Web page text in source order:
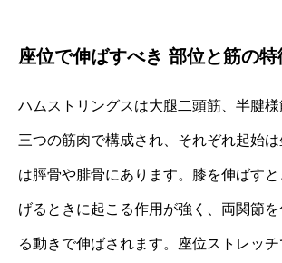
座位で伸ばすべき 部位と筋の特
ハムストリングスは大腿二頭筋、半腱
三つの筋肉で構成され、それぞれ起始
は脛骨や腓骨にあります。膝を伸ばす
げるときに起こる作用が強く、両関節
る動きで伸ばされます。座位ストレッ